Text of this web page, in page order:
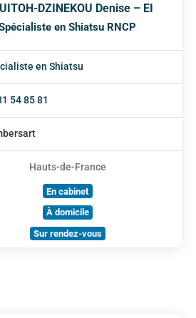
DZINEKOU Denise – EI
en Shiatsu RNCP
en Shiatsu
54 85 81
Hauts-de-France
En cabinet
À domicile
Sur rendez-vous